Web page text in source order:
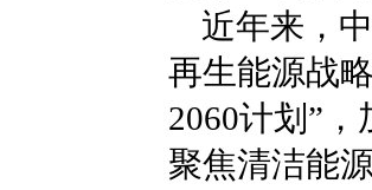
近年来，
再生能源战
2060计划”
聚焦清洁能